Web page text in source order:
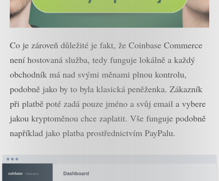
Co je zároveň důležité je fakt, že Coinbase Commerce
není hostovaná služba, tedy funguje lokálně a každý
obchodník má nad svými měnami plnou kontrolu,
podobně jako by to byla klasická peněženka. Zákazník
při platbě poté zadá pouze jméno a svůj email a vybere
jakou kryptoměnou chce zaplatit. Vše funguje podobně
například jako platba prostřednictvím PayPalu.